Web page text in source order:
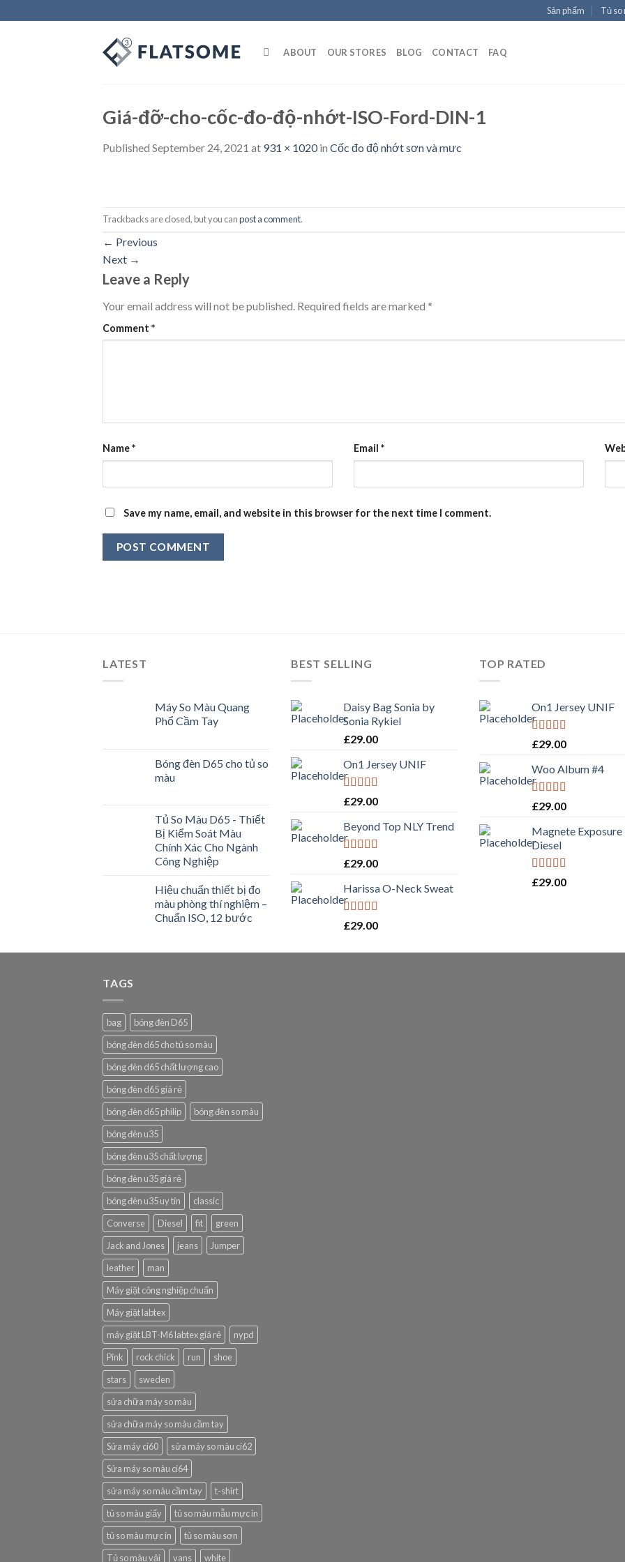
to
Sản phẩm Tủ so
ABOUT OUR STORES BLOG CONTACT FAQ
Giá-đỡ-cho-cốc-đo-độ-nhớt-ISO-Ford-DIN-1
Published September 24, 2021 at 931 × 1020in Cốc đo độ nhớt sơn và mưc
Trackbacks are closed, but you canpost a comment.
← Previous
Next →
Leave a Reply
Your email address will not be published. Required fields are marked *
Comment *
Name* Email *
Save my name, email, and website in this browser for the next time I comment.
LATEST
Máy So Màu Quang
Phổ Cầm Tay
Bóng đèn D65 cho tủ so
màu
Tủ So Màu D65 - Thiết
Bị Kiểm Soát Màu
Chính Xác Cho Ngành
Công Nghiệp
Hiệu chuẩn thiết bị đo
màu phòng thí nghiệm –
Chuẩn ISO, 12 bước
BEST SELLING
Daisy Bag Sonia by
Sonia Rykiel
£29.00
On1 Jersey UNIF
Rated5.00
£29.00
Beyond Top NLY Trend
Rated
of 5
£29.00
Harissa O-Neck Sweat
Rated4.00
£29.00
TOP RATED
On1 Jersey UNIF
Rated5.00
£29.00
Woo Album #4
Rated5.00
£29.00
Magnete Exposure
Diesel
Rated5.00
£29.00
TAGS
bag
bóng đèn D65
bóng đèn d65 cho tủ so màu
bóng đèn d65 chất lượng cao
bóng đèn d65 giá rẻ
bóng đèn d65 philip
bóng đèn so màu
bóng đèn u35
bóng đèn u35 chất lượng
bóng đèn u35 giá rẻ
bóng đèn u35 uy tín
classic
Converse
Diesel fit
green
Jack and Jones
jeans
Jumper
leather
man
Máy giặt công nghiệp chuẩn
Máy giặt labtex
máy giặt LBT-M6 labtex giá rẻ
nypd
Pink
rock chick run
shoe
stars
sweden
sửa chữa máy so màu
sửa chữa máy so màu cầm tay
Sửa máy ci60
sửa máy so màu ci62
Sửa máy so màu ci64
sửa máy so màu cầm tay
t-shirt
tủ so màu giấy
tủ so màu mẫu mực in
tủ so màu mực in
tủ so màu sơn
Tủ so màu vải
vans white